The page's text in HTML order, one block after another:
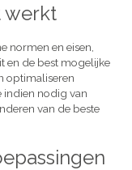
werkt
normen en eisen,
en de best mogelijke
optimaliseren
indien nodig van
van de beste